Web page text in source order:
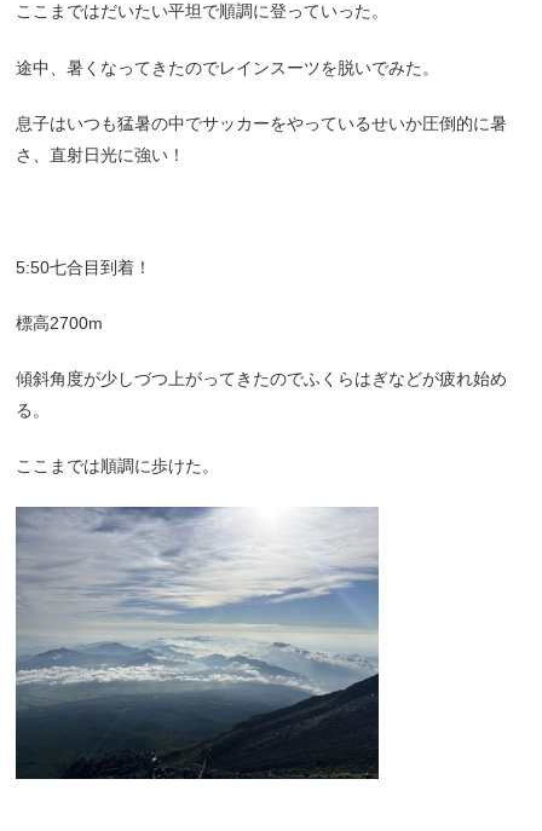
ここまではだいたい平坦で順調に登っていった。
途中、暑くなってきたのでレインスーツを脱いでみた。
息子はいつも猛暑の中でサッカーをやっているせいか圧倒的に暑
さ、直射日光に強い！
5:50七合目到着！
標高2700m
傾斜角度が少しづつ上がってきたのでふくらはぎなどが疲れ始め
る。
ここまでは順調に歩けた。